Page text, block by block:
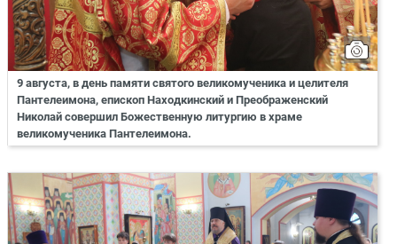
9 августа, в день памяти святого великомученика и целителя
Пантелеимона, епископ Находкинский и Преображенский
Николай совершил Божественную литургию в храме
великомученика Пантелеимона.